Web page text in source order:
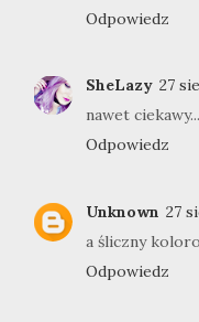
Odpowiedz
SheLazy 27
nawet
Odpowiedz
Unknown 27
a śliczny
Odpowiedz